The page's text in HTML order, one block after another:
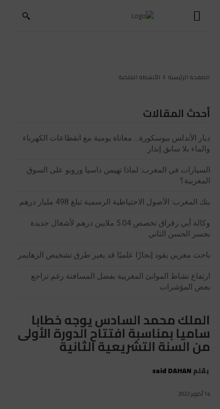
الصفحة الرئيسية الأنشطة الملكية
أحدث المقالات
ديار الأندلس ببوسكورة… معاناة يومية مع انقطاعات الكهرباء
والماء بلا سابق إنذار
السيارات في المغرب: لماذا تهيمن داسيا ورونو على السوق
المغربية؟
بنك المغرب: الأصول الاحتياطية الرسمية تبلغ 498 مليار درهم
وكالة أبي رقراق تخصص 5.04 ملايين درهم لأشغال جديدة
بجسر الحسن الثاني
باحث مغربي يقود إنجازًا علميًا قد يغير طرق تشخيص الزهايمر
ارتفاع نشاط الموانئ المغربية بفضل المسافنة رغم تراجع
بعض المؤشرات
الملك محمد السادس يوجه خطابا
ساميا بمناسبة افتتاح الدورة الأولى
من السنة التشريعية الثانية
بقلمsaid DAHAN
14 أكتوبر 2022